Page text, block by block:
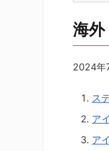
海
2024年
ス
ア
ア